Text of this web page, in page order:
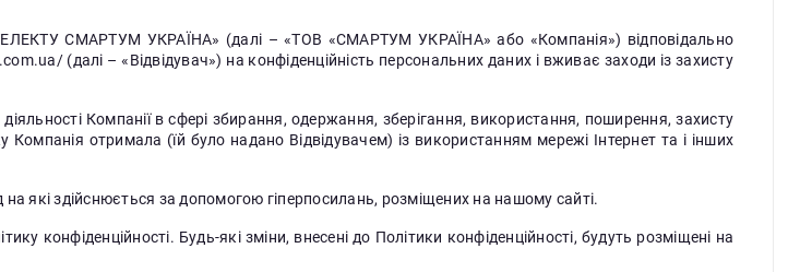
СМАРТУМ УКРАЇНА» (далі – «ТОВ «СМАРТУМ УКРАЇНА» або «Компанія») відповідально
(далі – «Відвідувач») на конфіденційність персональних даних і вживає заходи із захисту
Компанії в сфері збирання, одержання, зберігання, використання, поширення, захисту
Компанія отримала (їй було надано Відвідувачем) із використанням мережі Інтернет та і інших
які здійснюється за допомогою гіперпосилань, розміщених на нашому сайті.
конфіденційності. Будь-які зміни, внесені до Політики конфіденційності, будуть розміщені на